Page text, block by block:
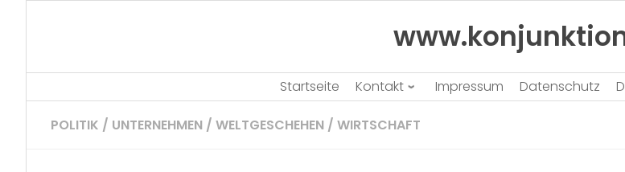
Startseite Kontakt Impressum Datenschutz
POLITIK / UNTERNEHMEN / WELTGESCHEHEN / WIRTSCHAFT